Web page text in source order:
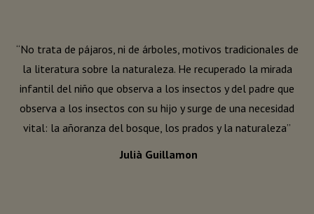
“No trata de pájaros, ni de árboles, motivos tradicionales de
la literatura sobre la naturaleza. He recuperado la mirada
infantil del niño que observa a los insectos y del padre que
observa a los insectos con su hijo y surge de una necesidad
vital: la añoranza del bosque, los prados y la naturaleza”
Julià Guillamon